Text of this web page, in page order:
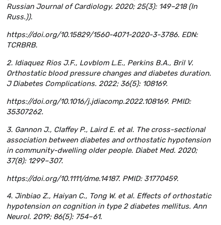
Russian Journal of Cardiology. 2020; 25(3): 149–218 (In
Russ.)).
https://doi.org/10.15829/1560-4071-2020-3-3786. EDN:
TCRBRB.
2. Idiaquez Rios J.F., Lovblom L.E., Perkins B.A., Bril V.
Orthostatic blood pressure changes and diabetes duration.
J Diabetes Complications. 2022; 36(5): 108169.
https://doi.org/10.1016/j.jdiacomp.2022.108169. PMID:
35307262.
3. Gannon J., Claffey P., Laird E. et al. The cross-sectional
association between diabetes and orthostatic hypotension
in community-dwelling older people. Diabet Med. 2020;
37(8): 1299–307.
https://doi.org/10.1111/dme.14187. PMID: 31770459.
4. Jinbiao Z., Haiyan C., Tong W. et al. Effects of orthostatic
hypotension on cognition in type 2 diabetes mellitus. Ann
Neurol. 2019; 86(5): 754–61.